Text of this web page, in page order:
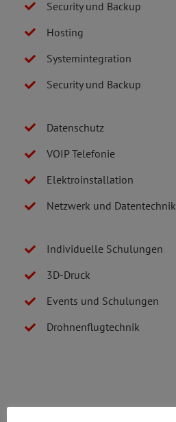
Security und Backup
Hosting
Systemintegration
Security und Backup
Datenschutz
VOIP Telefonie
Elektroinstallation
Netzwerk und Datentechnik
Individuelle Schulungen
3D-Druck
Events und Schulungen
Drohnenflugtechnik